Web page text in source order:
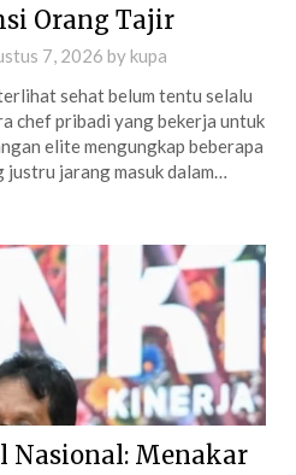
Orang Tajir
7, 2026 bykupa
sehat belum tentu selalu
chef pribadi yang bekerja untuk
elite mengungkap beberapa
justru jarang masuk dalam…
Nasional: Menakar